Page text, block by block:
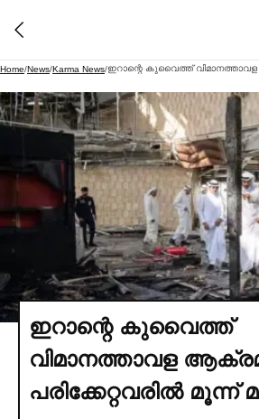
Home/News/Karma News/
ഇറാന്റെ കുവൈത്ത്
വിമാനത്താവള
പരിക്കേറ്റവരില്‍ മൂന്ന്